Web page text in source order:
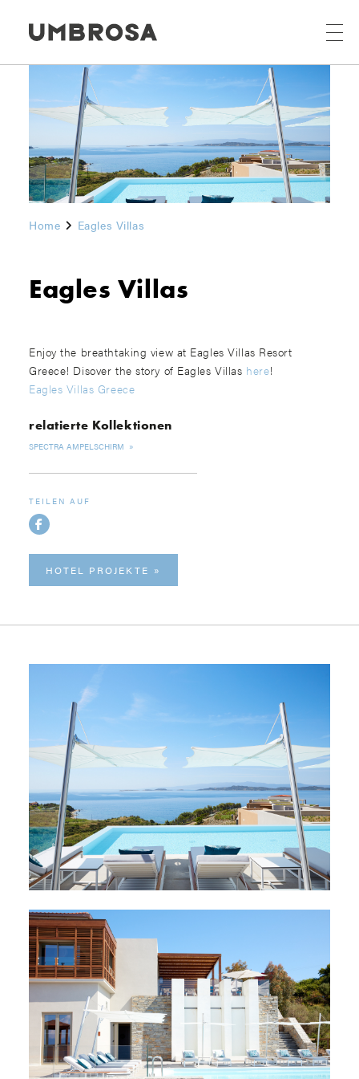
Home Eagles Villas
Eagles Villas
Enjoy the breathtaking view at Eagles Villas Resort
Greece! Disover the story of Eagles Villas here!
Eagles Villas Greece
relatierte Kollektionen
SPECTRA AMPELSCHIRM
TEILEN AUF
HOTEL PROJEKTE